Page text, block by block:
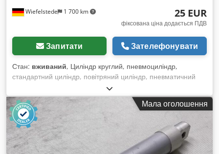
Wiefelstede 1 700 km 25 EUR
фіксована ціна додається ПДВ
Запитати Зателефонувати
Стан: вживаний, Циліндр круглий, пневмоциліндр,
стандартний циліндр, повітряний циліндр, пневматичний
шток, повітряний шток - Хід поршня: 350 мм - Поршень: Ø
40 мм - Поршнева штока: Ø 16 мм - Загальна довжина: 580
мм - Загальна довжина у розширеному стані: 930 мм
Dcsdpfx Ajdk I T Topmsk - Демпфування у кінцевих
положеннях: регулюється з обох боків - Кількість: 2 шт. у
наявності - Ціна: за одиницю - Розміри: 52/H580 мм - Вага:
4,3 кг
Мала оголошення